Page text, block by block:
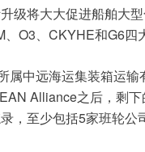
级将大大促进船舶大
O3 CKYHE和G6四
属中远海运集装箱运
Alliance之后，剩
，至少包括5家班轮公